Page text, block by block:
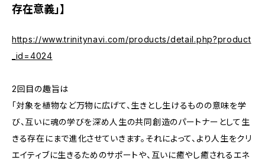
存在意義」】
https://www.trinitynavi.com/products/detail.php?product
_id=4024
2回目の趣旨は
「対象を植物など万物に広げて、生きとし生けるものの意味を学
び、互いに魂の学びを深め人生の共同創造のパートナーとして生
きる存在にまで進化させていきます。それによって、より人生をクリ
エイティブに生きるためのサポートや、互いに癒やし癒されるエネ